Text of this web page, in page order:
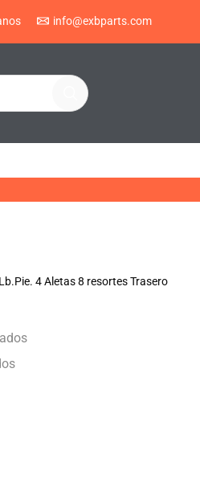
info@exbparts.com
4 Aletas 8 resortes Trasero